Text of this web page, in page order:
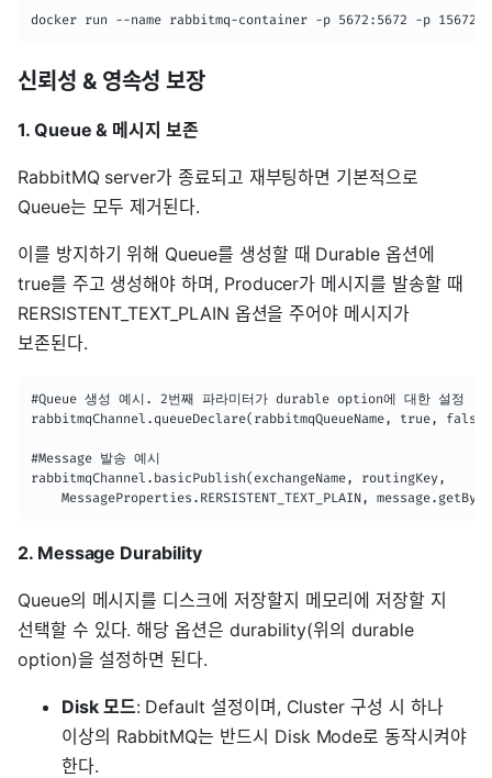
docker run --name rabbitmq-container -p 5672:5672 -p
신뢰성 & 영속성 보장
1. Queue & 메시지 보존
RabbitMQ server가 종료되고 재부팅하면 기본적으로
Queue는 모두 제거된다.
이를 방지하기 위해 Queue를 생성할 때 Durable 옵션에
true를 주고 생성해야 하며, Producer가 메시지를 발송할 때
RERSISTENT_TEXT_PLAIN 옵션을 주어야 메시지가
보존된다.
#Queue 생성 예시. 2번째 파라미터가 durable option에 대한 설정
rabbitmqChannel.queueDeclare(rabbitmqQueueName, true,
#Message 발송 예시
rabbitmqChannel.basicPublish(exchangeName, routingKey,
MessageProperties.RERSISTENT_TEXT_PLAIN,
2. Message Durability
Queue의 메시지를 디스크에 저장할지 메모리에 저장할 지
선택할 수 있다. 해당 옵션은 durability(위의 durable
option)을 설정하면 된다.
Disk 모드: Default 설정이며, Cluster 구성 시 하나
이상의 RabbitMQ는 반드시 Disk Mode로 동작시켜야
한다.